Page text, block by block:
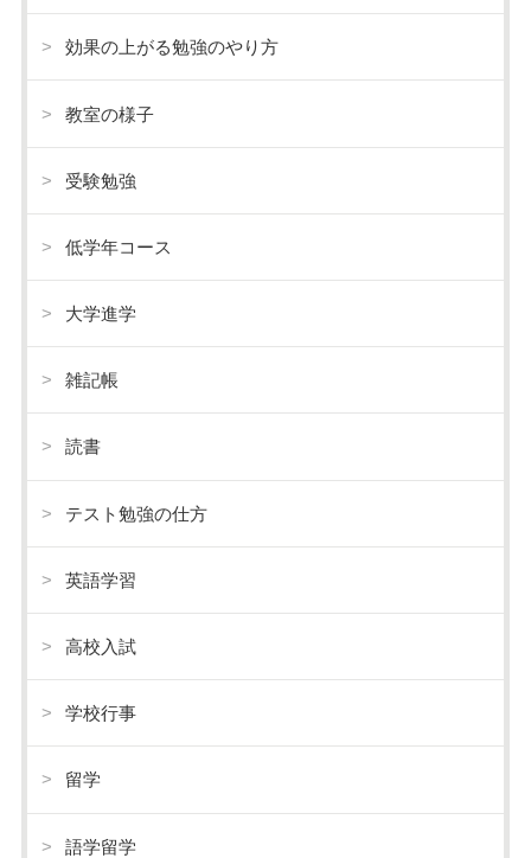
効果の上がる勉強のやり方
教室の様子
受験勉強
低学年コース
大学進学
雑記帳
読書
テスト勉強の仕方
英語学習
高校入試
学校行事
留学
語学留学